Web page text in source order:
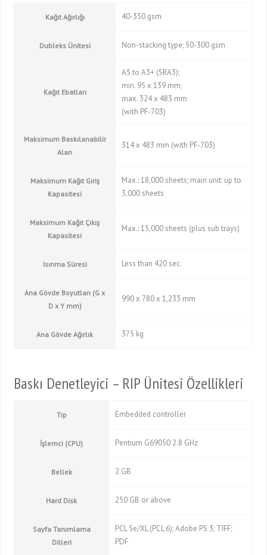
Kağıt Ağırlığı 40-350 gsm
Dubleks Ünitesi Non-stacking type; 50-300 gsm
Kağıt Ebatları
A5 to A3+ (SRA3);
min. 95 x 139 mm;
max. 324 x 483 mm
(with PF-703)
Maksimum Baskılanabilir
Alan
314 x 483 mm (with PF-703)
Maksimum Kağıt Giriş
Kapasitesi
Max.: 18,000 sheets; main unit: up to
3,000 sheets
Maksimum Kağıt Çıkış
Kapasitesi
Max.: 15,000 sheets (plus sub trays)
Isınma Süresi Less than 420 sec.
Ana Gövde Boyutları (G x
D x Y mm)
990 x 780 x 1,233 mm
Ana Gövde Ağırlık 375 kg
Baskı Denetleyici – RIP Ünitesi Özellikleri
Tip Embedded controller
İşlemci (CPU) Pentium G69050 2.8 GHz
Bellek 2 GB
Hard Disk 250 GB or above
Sayfa Tanımlama
Dilleri
PCL 5e/XL (PCL 6); Adobe PS 3; TIFF;
PDF